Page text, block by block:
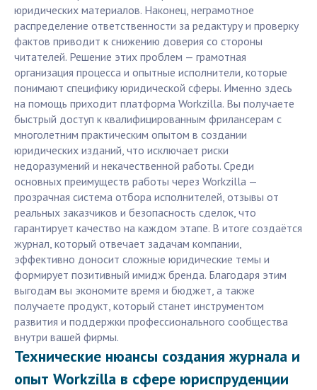
юридических материалов. Наконец, неграмотное
распределение ответственности за редактуру и проверку
фактов приводит к снижению доверия со стороны
читателей. Решение этих проблем — грамотная
организация процесса и опытные исполнители, которые
понимают специфику юридической сферы. Именно здесь
на помощь приходит платформа Workzilla. Вы получаете
быстрый доступ к квалифицированным фрилансерам с
многолетним практическим опытом в создании
юридических изданий, что исключает риски
недоразумений и некачественной работы. Среди
основных преимуществ работы через Workzilla —
прозрачная система отбора исполнителей, отзывы от
реальных заказчиков и безопасность сделок, что
гарантирует качество на каждом этапе. В итоге создаётся
журнал, который отвечает задачам компании,
эффективно доносит сложные юридические темы и
формирует позитивный имидж бренда. Благодаря этим
выгодам вы экономите время и бюджет, а также
получаете продукт, который станет инструментом
развития и поддержки профессионального сообщества
внутри вашей фирмы.
Технические нюансы создания журнала и
опыт Workzilla в сфере юриспруденции